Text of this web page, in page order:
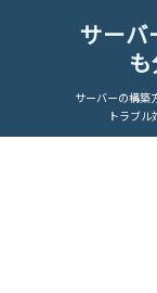
サーバ
サーバーの構築
トラブル